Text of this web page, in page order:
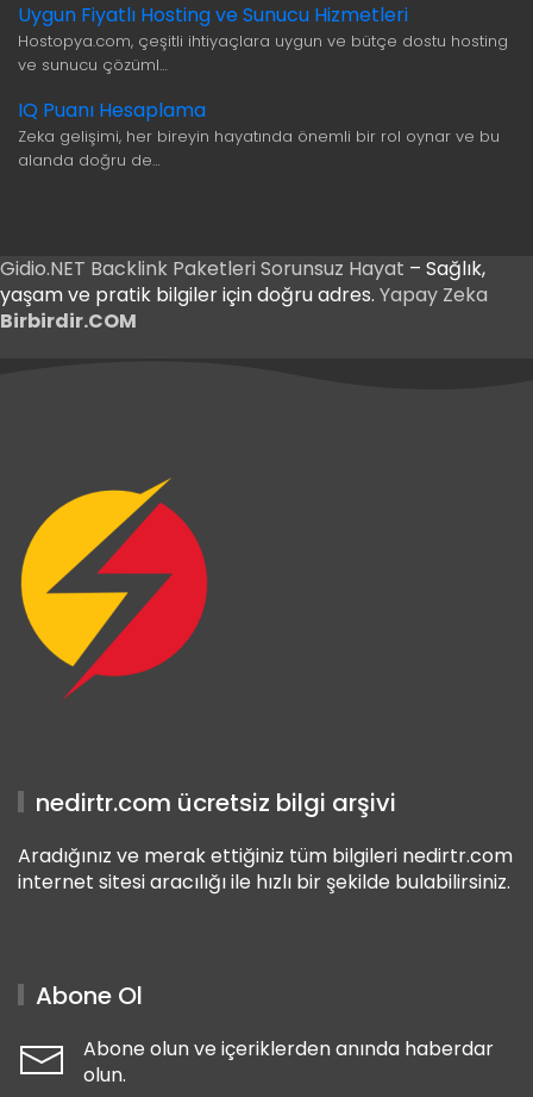
Uygun Fiyatlı Hosting ve Sunucu Hizmetleri
Hostopya.com, çeşitli ihtiyaçlara uygun ve bütçe dostu hosting
ve sunucu çözüml…
IQ Puanı Hesaplama
Zeka gelişimi, her bireyin hayatında önemli bir rol oynar ve bu
alanda doğru de…
Gidio.NET Backlink Paketleri Sorunsuz Hayat – Sağlık,
yaşam ve pratik bilgiler için doğru adres. Yapay Zeka
Birbirdir.COM
nedirtr.com ücretsiz bilgi arşivi
Aradığınız ve merak ettiğiniz tüm bilgileri nedirtr.com
internet sitesi aracılığı ile hızlı bir şekilde bulabilirsiniz.
Abone Ol
Abone olun ve içeriklerden anında haberdar
olun.